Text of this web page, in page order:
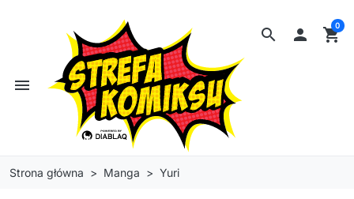
search
menu
 shopping_cart
0
Strona główna Manga Yuri